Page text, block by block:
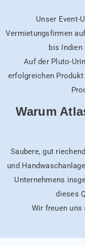
Unser Event-
Vermietungsfirmen
bis Indien
Auf der Pluto-
erfolgreichen
Warum
Saubere, gut
und
Unternehmens
dieses
Wir freuen uns